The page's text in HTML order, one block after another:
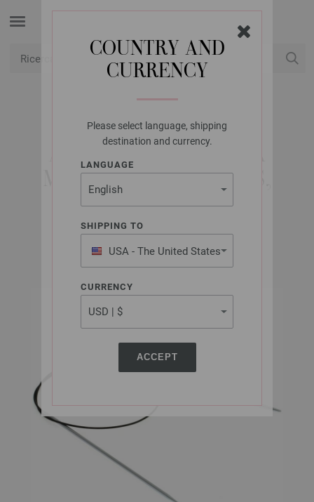
COUNTRY AND
CURRENCY
Please select language, shipping
destination and currency.
LANGUAGE
SHIPPING TO
USA - The United States
of America
CURRENCY
ACCEPT
LANA GROSSA
AGO CIRCOLARE DA
MAGLIA OTTONE MIS,
2,5/60CM